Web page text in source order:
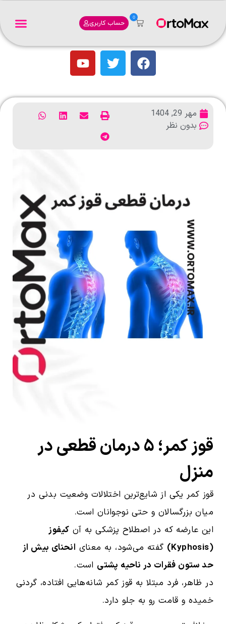
0
حساب کاربری
مهر 29, 1404
بدون نظر
قوز کمر؛ ۵ درمان قطعی در
منزل
قوز کمر یکی از شایع‌ترین اختلالات وضعیت بدنی در
میان بزرگسالان و حتی نوجوانان است.
این عارضه که در اصطلاح پزشکی به آن کیفوز
(Kyphosis)
گفته می‌شود، به معنای انحنای بیش از
حد ستون فقرات در ناحیه پشتی است.
در ظاهر، فرد مبتلا به قوز کمر شانه‌هایی افتاده، گردنی
خمیده و قامت رو به جلو دارد.